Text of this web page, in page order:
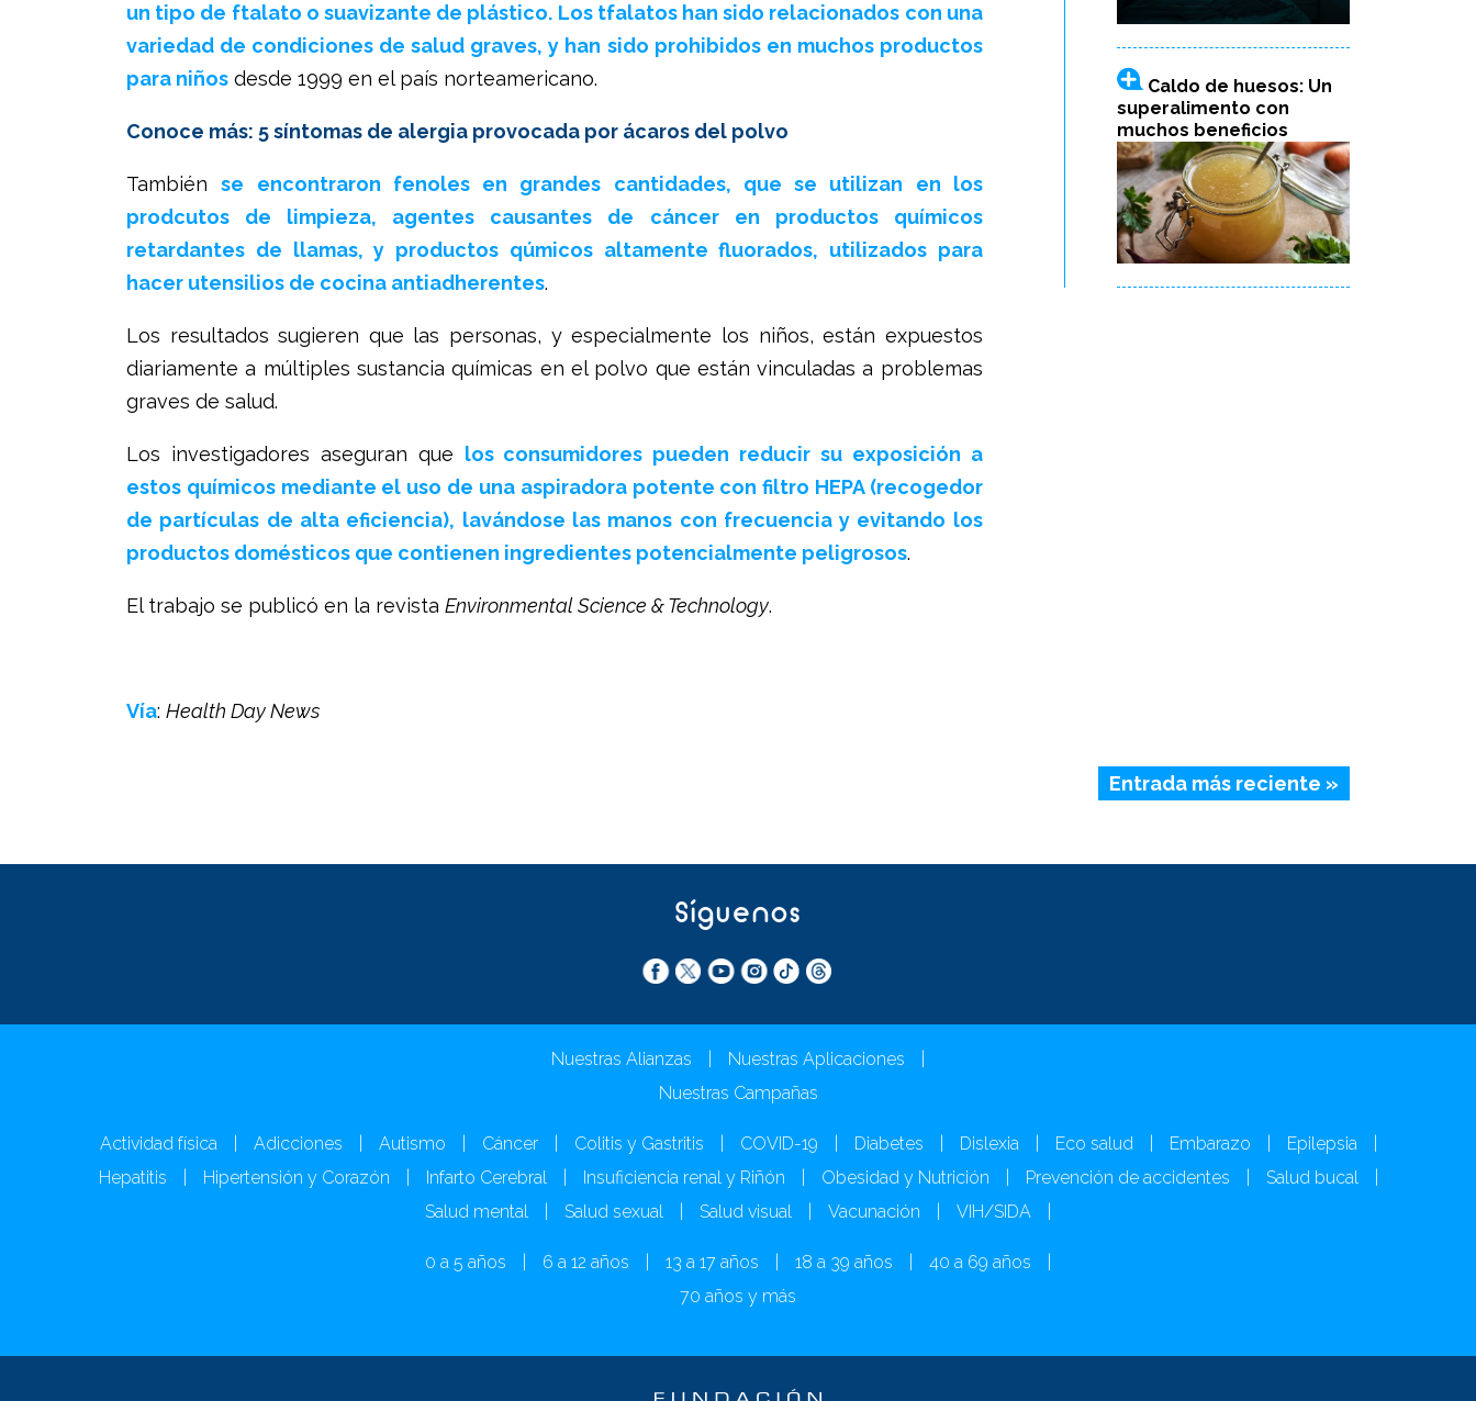
un tipo de ftalato o suavizante de plástico. Los tfalatos han sido relacionados con una
variedad de condiciones de salud graves, y han sido prohibidos en muchos productos
para niños desde 1999 en el país norteamericano.
Conoce más: 5 síntomas de alergia provocada por ácaros del polvo
Tambiénse encontraron fenoles en grandes cantidades, que se utilizan en los
prodcutos de limpieza, agentes causantes de cáncer en productos químicos
retardantes de llamas, y productos qúmicos altamente fluorados, utilizados para
hacer utensilios de cocina antiadherentes.
Los resultados sugieren que las personas, y especialmente los niños, están expuestos
diariamente a múltiples sustancia químicas en el polvo que están vinculadas a problemas
graves de salud.
Los investigadores aseguran que los consumidores pueden reducir su exposición a
estos químicos mediante el uso de una aspiradora potente con filtro HEPA (recogedor
de partículas de alta eficiencia), lavándose las manos con frecuencia y evitando los
productos domésticos que contienen ingredientes potencialmente peligrosos.
El trabajo se publicó en la revista Environmental Science & Technology.
Vía: Health Day News
Caldo de huesos: Un
superalimento con
muchos beneficios
Entrada más reciente »
Síguenos
Nuestras Alianzas Nuestras Aplicaciones
Nuestras Campañas
Actividad física Adicciones Autismo Cáncer Colitis y Gastritis COVID-19 Diabetes Dislexia Eco salud Embarazo Epilepsia
Hepatitis
Hipertensión y Corazón Infarto Cerebral Insuficiencia renal y Riñón Obesidad y Nutrición Prevención de accidentes Salud bucal
Salud mental
Salud sexual Salud visual Vacunación VIH/SIDA
0 a 5 años 6 a 12 años 13 a 17 años 18 a 39 años 40 a 69 años
70 años y más